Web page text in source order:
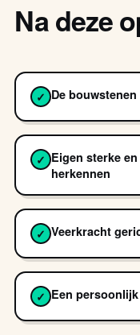
Na deze
✓ De
✓ Eigen sterke
herkennen
✓ Veerkracht
✓ Een